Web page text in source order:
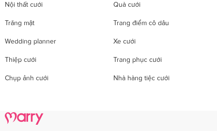
Nội thất cưới Quà cưới
Trăng mật Trang điểm cô dâu
Wedding planner Xe cưới
Thiệp cưới Trang phục cưới
Chụp ảnh cưới Nhà hàng tiệc cưới